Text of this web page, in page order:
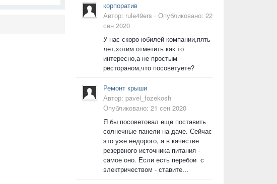
корпоратив
Автор: rule49ers · Опубликовано: 22
сен 2020
У нас скоро юбилей компании,пять
лет,хотим отметить как то
интересно,а не простым
рестораном,что посоветуете?
Ремонт крыши
Автор: pavel_fozekosh ·
Опубликовано: 21 сен 2020
Я бы посоветовал еще поставить
солнечные панели на даче. Сейчас
это уже недорого, а в качестве
резервного источника питания -
самое оно. Если есть перебои с
электричеством - ставите...